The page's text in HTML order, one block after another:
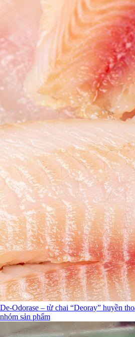
De-Odorase – từ chai “Deoray” huyền
nhóm sản phẩm